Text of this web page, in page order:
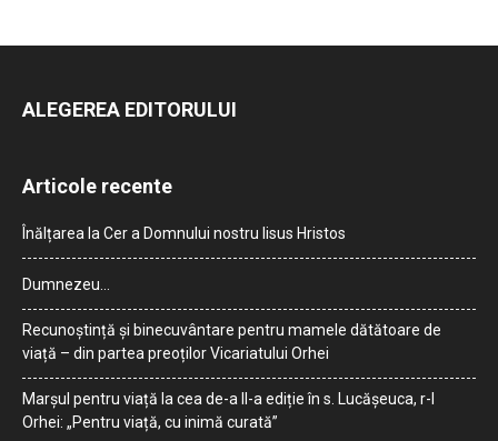
ALEGEREA EDITORULUI
Articole recente
Înălțarea la Cer a Domnului nostru Iisus Hristos
Dumnezeu…
Recunoștință și binecuvântare pentru mamele dătătoare de
viață – din partea preoților Vicariatului Orhei
Marșul pentru viață la cea de-a II-a ediție în s. Lucășeuca, r-l
Orhei: „Pentru viață, cu inimă curată”